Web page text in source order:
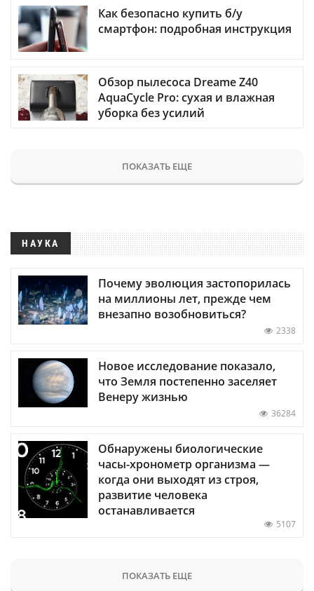
Как безопасно купить б/у
смартфон: подробная инструкция
Обзор пылесоса Dreame Z40
AquaCycle Pro: сухая и влажная
уборка без усилий
ПОКАЗАТЬ ЕЩЕ
НАУКА
Почему эволюция застопорилась
на миллионы лет, прежде чем
внезапно возобновиться?
2338
Новое исследование показало,
что Земля постепенно заселяет
Венеру жизнью
36284
Обнаружены биологические
часы-хронометр организма —
когда они выходят из строя,
развитие человека
останавливается
5107
ПОКАЗАТЬ ЕЩЕ